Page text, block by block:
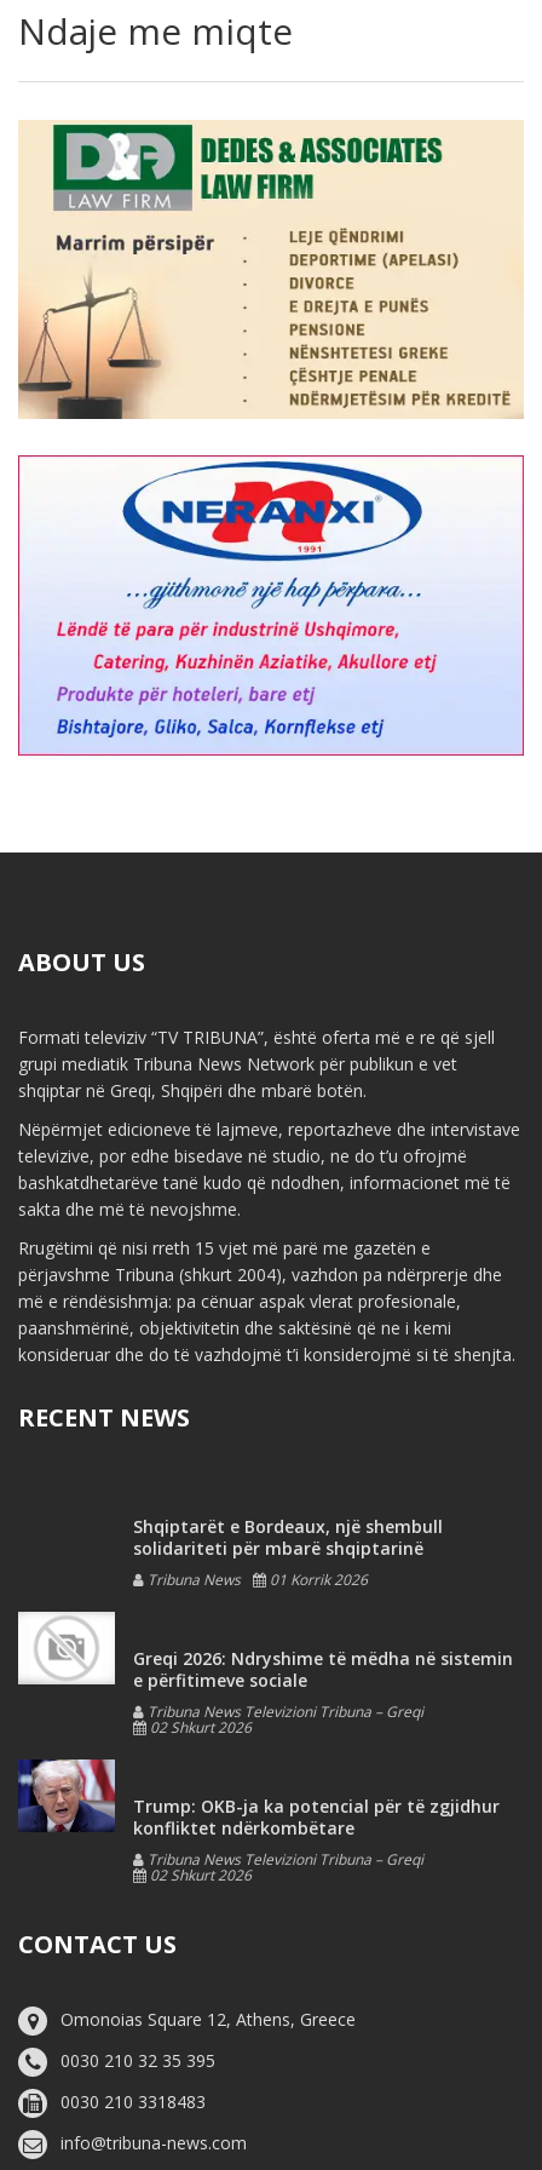
Ndaje me miqte
ABOUT US
Formati televiziv “TV TRIBUNA”, është oferta më e re që sjell
grupi mediatik Tribuna News Network për publikun e vet
shqiptar në Greqi, Shqipëri dhe mbarë botën.
Nëpërmjet edicioneve të lajmeve, reportazheve dhe intervistave
televizive, por edhe bisedave në studio, ne do t’u ofrojmë
bashkatdhetarëve tanë kudo që ndodhen, informacionet më të
sakta dhe më të nevojshme.
Rrugëtimi që nisi rreth 15 vjet më parë me gazetën e
përjavshme Tribuna (shkurt 2004), vazhdon pa ndërprerje dhe
më e rëndësishmja: pa cënuar aspak vlerat profesionale,
paanshmërinë, objektivitetin dhe saktësinë që ne i kemi
konsideruar dhe do të vazhdojmë t’i konsiderojmë si të shenjta.
RECENT NEWS
Shqiptarët e Bordeaux, një shembull
solidariteti për mbarë shqiptarinë
Tribuna News 01 Korrik 2026
Greqi 2026: Ndryshime të mëdha në sistemin
e përfitimeve sociale
Tribuna News Televizioni Tribuna – Greqi
02 Shkurt 2026
Trump: OKB-ja ka potencial për të zgjidhur
konfliktet ndërkombëtare
Tribuna News Televizioni Tribuna – Greqi
02 Shkurt 2026
CONTACT US
Omonoias Square 12, Athens, Greece
0030 210 32 35 395
0030 210 3318483
info@tribuna-news.com